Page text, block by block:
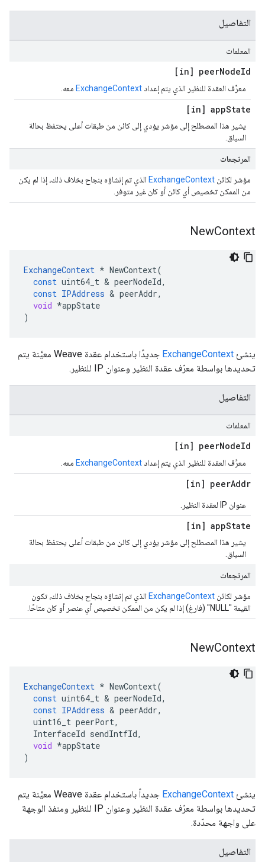
التفاصيل
المعلمات
[in] peerNodeId
معرِّف العقدة للنظير الذي يتم إعداد ExchangeContext معه.
[in] appState
يشير هذا المصطلح إلى مؤشر يؤدي إلى كائن من طبقات أعلى يحتفظ بحالة
السياق.
المرتجعات
مؤشر لكائن ExchangeContext الذي تم إنشاؤه بنجاح بخلاف ذلك، إذا لم يكن
من الممكن تخصيص أي كائن أو كان غير متوفر.
NewContext
ExchangeContext * NewContext(
const uint64_t & peerNodeId,
const IPAddress & peerAddr,
void *appState
)
ينشئ ExchangeContext
جديدًا باستخدام عقدة Weave معيَّنة يتم
تحديدها بواسطة معرّف عقدة النظير وعنوان IP للنظير.
التفاصيل
المعلمات
[in] peerNodeId
معرِّف العقدة للنظير الذي يتم إعداد ExchangeContext معه.
[in] peerAddr
عنوان IP لعقدة النظير.
[in] appState
يشير هذا المصطلح إلى مؤشر يؤدي إلى كائن من طبقات أعلى يحتفظ بحالة
السياق.
المرتجعات
مؤشر لكائن ExchangeContext الذي تم إنشاؤه بنجاح بخلاف ذلك، تكون
القيمة "NULL" (فارغ) إذا لم يكن من الممكن تخصيص أي عنصر أو كان متاحًا.
NewContext
ExchangeContext * NewContext(
const uint64_t & peerNodeId,
const IPAddress & peerAddr,
uint16_t peerPort,
InterfaceId sendIntfId,
void *appState
)
ينشئ ExchangeContext
جديداً باستخدام عقدة Weave معيَّنة يتم
تحديدها بواسطة معرّف عقدة النظير وعنوان IP للنظير ومنفذ الوجهة
على واجهة محدّدة.
التفاصيل